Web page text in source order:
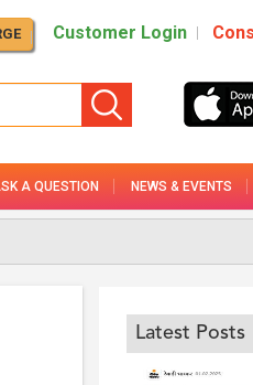
Customer Login
A QUESTION NEWS & EVENTS
Latest Posts